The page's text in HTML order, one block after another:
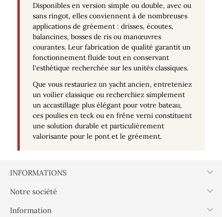
Disponibles en version simple ou double, avec ou
sans ringot, elles conviennent à de nombreuses
applications de gréement : drisses, écoutes,
balancines, bosses de ris ou manœuvres
courantes. Leur fabrication de qualité garantit un
fonctionnement fluide tout en conservant
l'esthétique recherchée sur les unités classiques.
Que vous restauriez un yacht ancien, entreteniez
un voilier classique ou recherchiez simplement
un accastillage plus élégant pour votre bateau,
ces poulies en teck ou en frêne verni constituent
une solution durable et particulièrement
valorisante pour le pont et le gréement.
INFORMATIONS 
Notre société 
Information 